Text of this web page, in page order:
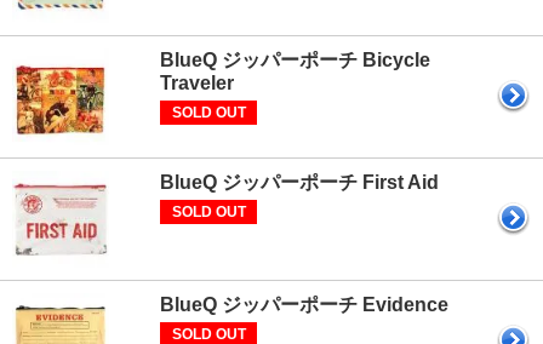
BlueQ ジッパーポーチ Bicycle
Traveler
SOLD OUT
BlueQ ジッパーポーチ First Aid
SOLD OUT
BlueQ ジッパーポーチ Evidence
SOLD OUT